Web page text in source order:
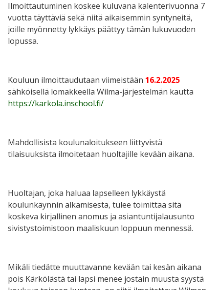
Ilmoittautuminen koskee kuluvana kalenterivuonna 7
vuotta täyttäviä sekä niitä aikaisemmin syntyneitä,
joille myönnetty lykkäys päättyy tämän lukuvuoden
lopussa.
Kouluun ilmoittaudutaan viimeistään 16.2.2025
sähköisellä lomakkeella Wilma-järjestelmän kautta
https://karkola.inschool.fi/
Mahdollisista koulunaloitukseen liittyvistä
tilaisuuksista ilmoitetaan huoltajille kevään aikana.
Huoltajan, joka haluaa lapselleen lykkäystä
koulunkäynnin alkamisesta, tulee toimittaa sitä
koskeva kirjallinen anomus ja asiantuntijalausunto
sivistystoimistoon maaliskuun loppuun mennessä.
Mikäli tiedätte muuttavanne kevään tai kesän aikana
pois Kärkölästä tai lapsi menee jostain muusta syystä